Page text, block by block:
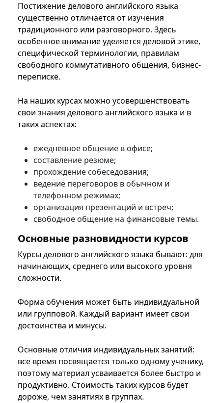
Постижение делового английского языка
существенно отличается от изучения
традиционного или разговорного. Здесь
особенное внимание уделяется деловой этике,
специфической терминологии, правилам
свободного коммутативного общения, бизнес-
переписке.
На наших курсах можно усовершенствовать
свои знания делового английского языка и в
таких аспектах:
ежедневное общение в офисе;
составление резюме;
прохождение собеседования;
ведение переговоров в обычном и
телефонном режимах;
организация презентаций и встреч;
свободное общение на финансовые темы.
Основные разновидности курсов
Курсы делового английского языка бывают: для
начинающих, среднего или высокого уровня
сложности.
Форма обучения может быть индивидуальной
или групповой. Каждый вариант имеет свои
достоинства и минусы.
Основные отличия индивидуальных занятий:
все время посвящается только одному ученику,
поэтому материал усваивается более быстро и
продуктивно. Стоимость таких курсов будет
дороже, чем занятиях в группах.